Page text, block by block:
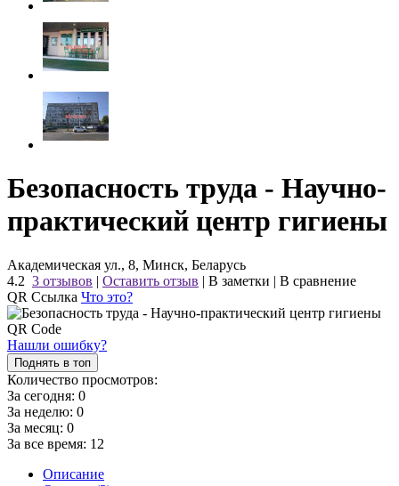
Безопасность труда - Научно-
практический центр гигиены
Академическая ул., 8, Минск, Беларусь
4.2 3 отзывов | Оставить отзыв | В заметки | В сравнение
QR Ссылка Что это?
Нашли ошибку?
Поднять в топ
Количество просмотров:
За сегодня: 0
За неделю: 0
За месяц: 0
За все время: 12
Описание